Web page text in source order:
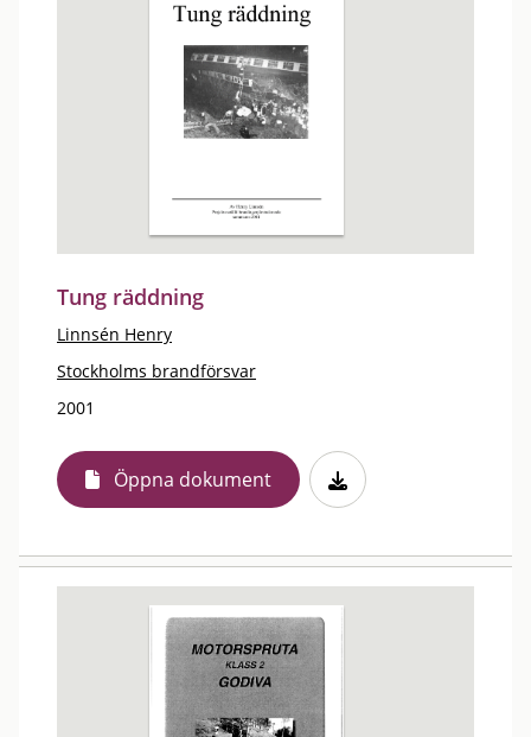
Tung räddning
Linnsén Henry
Stockholms brandförsvar
2001
Öppna dokument